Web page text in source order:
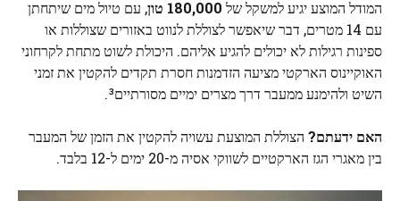
המודל המוצע יגיע למשקל של 180,000 טון
, עם טיול מים שיתחתן
עם 14 מטרים, דבר שיאפשר לצוללת לנווט באזורים שצוללות או
ספינות רגילות לא יכולים להגיע אליהם. היכולת לשוט מתחת לקרחוני
האוקיינוס הארקטי מציעה הזדמנות חסרת תקדים להקטין את זמני
השיט ולהימנע ממעבר דרך מצרים ימיים מסורתיים³.
האם ידעתם? הצוללת המוצעת עשויה להקטין את הזמן של המעבר
בין מאגרי הגז הארקטיים לשווקי אסיה מ-20 ימים ל-12 בלבד.